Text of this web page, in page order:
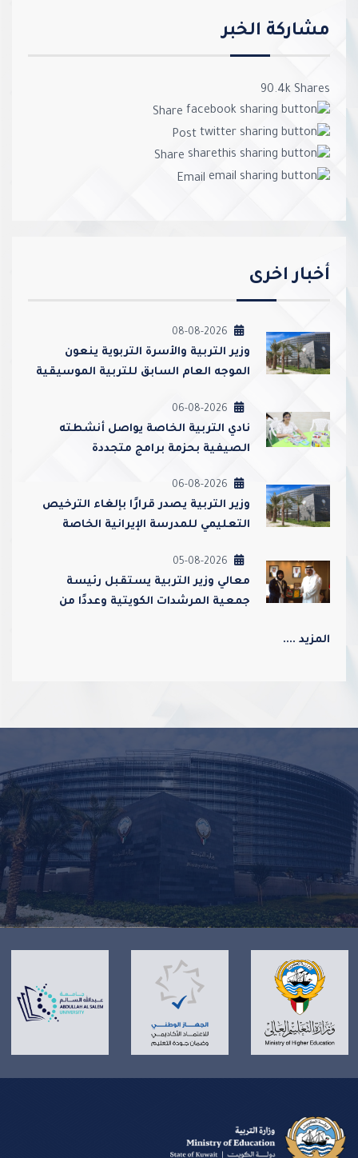
مشاركة الخبر
90.4k Shares
Share
Post
Share
Email
أخبار اخرى
08-08-2026
وزير التربية والأسرة التربوية ينعون
الموجه العام السابق للتربية الموسيقية
06-08-2026
نادي التربية الخاصة يواصل أنشطته
الصيفية بحزمة برامج متجددة
06-08-2026
وزير التربية يصدر قرارًا بإلغاء الترخيص
التعليمي للمدرسة الإيرانية الخاصة
05-08-2026
معالي وزير التربية يستقبل رئيسة
جمعية المرشدات الكويتية وعددًا من
المزيد ....